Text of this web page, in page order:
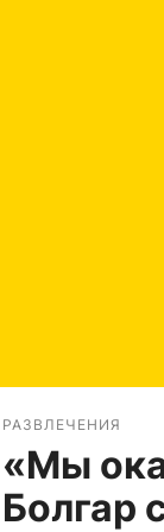
РАЗВЛЕЧЕНИЯ
«Мы
Болгар